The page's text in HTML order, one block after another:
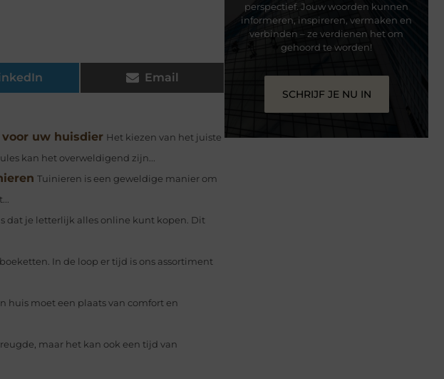
Email
uw huisdier Het kiezen van het juiste
kan het overweldigend zijn...
Tuinieren is een geweldige manier om
dat je letterlijk alles online kunt kopen. Dit
In de loop er tijd is ons assortiment
huis moet een plaats van comfort en
maar het kan ook een tijd van
perspectief. Jouw woorden kunnen
informeren, inspireren, vermaken en
verbinden – ze verdienen het om
gehoord te worden!
SCHRIJF JE NU IN